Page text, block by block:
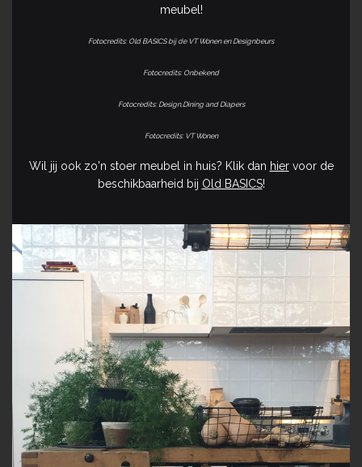
meubel!
Fotocredits: Old BASICS bij de VT Wonen en Designbeurs
Fotocredits: Onbekend
Fotocredits: Design,Dining and Diapers
Fotocredits: VT Wonen
Wil jij ook zo'n stoer meubel in huis? Klik dan hiervoor de
beschikbaarheid bij Old BASICS!